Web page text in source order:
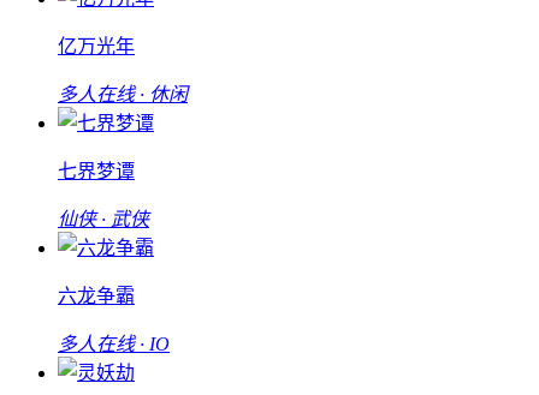
亿万光年
多人在线 · 休闲
七界梦谭
仙侠 · 武侠
六龙争霸
多人在线 · IO